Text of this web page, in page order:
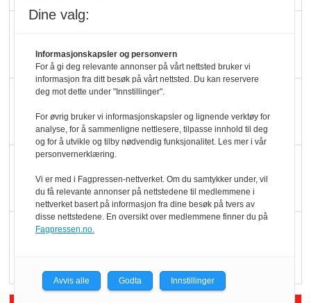
ølsalget
Færre varer, men fulle
hyller
Dine valg:
Informasjonskapsler og personvern
For å gi deg relevante annonser på vårt nettsted bruker vi
informasjon fra ditt besøk på vårt nettsted. Du kan reservere
deg mot dette under "Innstillinger".
For øvrig bruker vi informasjonskapsler og lignende verktøy for
analyse, for å sammenligne nettlesere, tilpasse innhold til deg
og for å utvikle og tilby nødvendig funksjonalitet. Les mer i vår
personvernerklæring.
Vi er med i Fagpressen-nettverket. Om du samtykker under, vil
du få relevante annonser på nettstedene til medlemmene i
nettverket basert på informasjon fra dine besøk på tvers av
disse nettstedene. En oversikt over medlemmene finner du på
Fagpressen.no.
Avvis alle Godta Innstillinger